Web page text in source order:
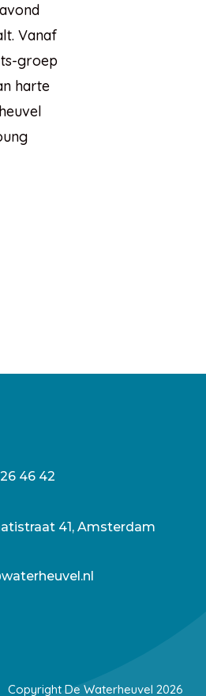
Vanaf
groep
harte
46 42
41, Amsterdam
Copyright De Waterheuvel 2026